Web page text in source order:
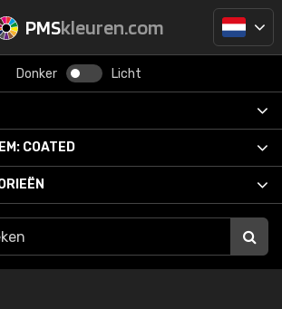
PMSkleuren.com
Donker Licht
COATED